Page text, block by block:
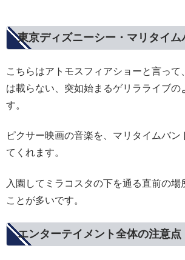
東京ディズニーシー・マリタイム
こちらはアトモスフィアショーと言って
は載らない、突如始まるゲリラライブの
す。
ピクサー映画の音楽を、マリタイムバン
てくれます。
入園してミラコスタの下を通る直前の場
ことが多いです。
エンターテイメント全体の注意点